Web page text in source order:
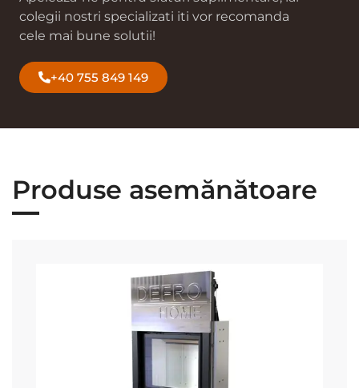
colegii nostri specializati iti vor recomanda
cele mai bune solutii!
+40 755 849 149
Produse asemănătoare